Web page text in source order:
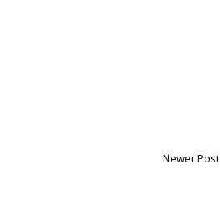
Newer Post